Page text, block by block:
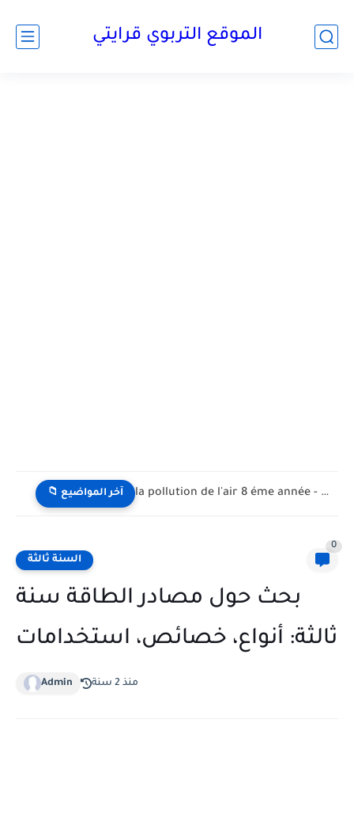
الموقع التربوي قرايتي
📁 آخر المواضيع la pollution de l'air 8 éme année - تلوث الهواء...
السنة ثالثة
0
بحث حول مصادر الطاقة سنة
ثالثة: أنواع، خصائص، استخدامات
Admin منذ 2 سنة